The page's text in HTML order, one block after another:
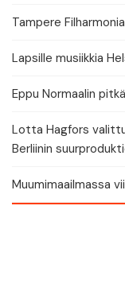
Tampere
Lapsille musiikkia
Eppu Normaalin
Lotta Hagfors
Berliinin
Muumimaailmassa